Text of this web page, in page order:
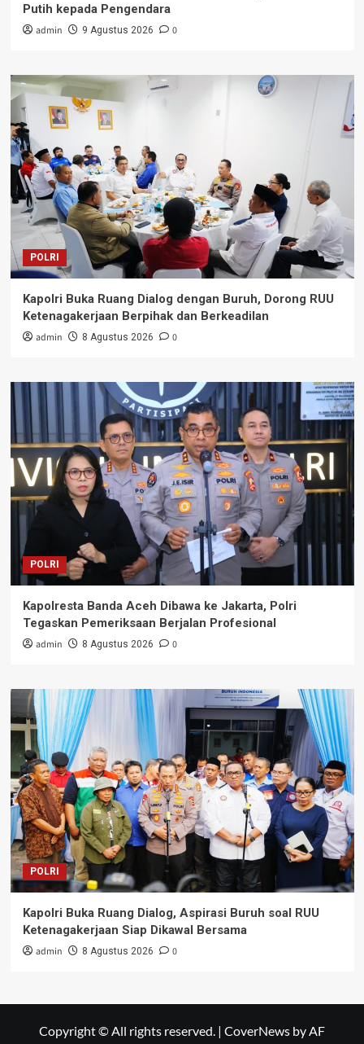
Putih kepada Pengendara
admin 9 Agustus 2026 0
POLRI
Kapolri Buka Ruang Dialog dengan Buruh, Dorong RUU
Ketenagakerjaan Berpihak dan Berkeadilan
admin 8 Agustus 2026 0
POLRI
Kapolresta Banda Aceh Dibawa ke Jakarta, Polri
Tegaskan Pemeriksaan Berjalan Profesional
admin 8 Agustus 2026 0
POLRI
Kapolri Buka Ruang Dialog, Aspirasi Buruh soal RUU
Ketenagakerjaan Siap Dikawal Bersama
admin 8 Agustus 2026 0
Copyright © All rights reserved. | CoverNews by AF